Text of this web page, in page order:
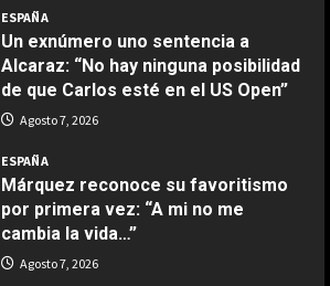
ESPAÑA
Un exnúmero uno sentencia a
Alcaraz: “No hay ninguna posibilidad
de que Carlos esté en el US Open”
Agosto 7, 2026
ESPAÑA
Márquez reconoce su favoritismo
por primera vez: “A mi no me
cambia la vida…”
Agosto 7, 2026
Boquerones fritos en freidora de
aire
Aprile 24, 2026
Buñuelos de alcachofas
Aprile 5, 2026